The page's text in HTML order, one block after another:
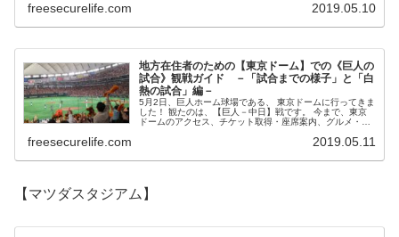
freesecurelife.com 2019.05.10
地方在住者のための【東京ドーム】での《巨人の
試合》観戦ガイド －「試合までの様子」と「白
熱の試合」編－
5月2日、巨人ホーム球場である、 東京ドームに行ってきま
した！ 観たのは、【巨人－中日】戦です。 今まで、東京
ドームのアクセス、チケット取得・座席案内、グルメ・グ
freesecurelife.com 2019.05.11
【マツダスタジアム】